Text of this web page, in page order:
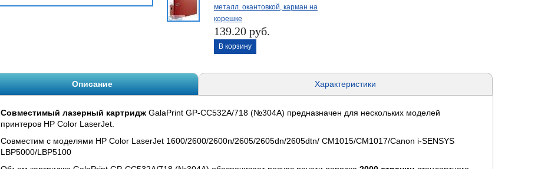
металл. окантовкой, карман на
корешке
139.20 руб.
В корзину
Описание Характеристики
Совместимый лазерный картридж GalaPrint GP-CC532A/718 (№304A) предназначен для нескольких моделей
принтеров HP Color LaserJet.
Совместим с моделями HP Color LaserJet 1600/2600/2600n/2605/2605dn/2605dtn/ CM1015/CM1017/Canon i-SENSYS
LBP5000/LBP5100